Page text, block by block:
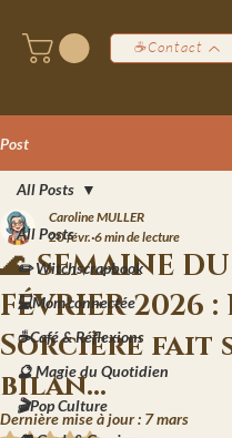
☕Contact
Post
All Posts
✏️ Witchscrapbook
💻Mom'connectée
☕Café & Réflexions
🔮 Magie du Quotidien
🎬Pop Culture
All Posts
🌊 SEMAINE DU
FÉVRIER 2026 :
Sorcière fait
bilan...
Caroline MULLER
20 févr. 6 min de lecture
Dernière mise à jour : 7 mars